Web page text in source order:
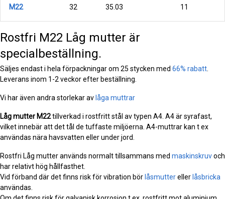
M22
32 35.03 11
Rostfri M22 Låg mutter är
specialbeställning.
Säljes endast i hela förpackningar om 25 stycken med 66% rabatt
Leverans inom 1-2 veckor efter beställning.
Vi har även andra storlekar av låga muttrar
Låg mutter M22tillverkad i rostfritt stål av typen A4. A4 är syrafast,
vilket innebär att det tål de tuffaste miljöerna. A4-muttrar kan t ex
användas nära havsvatten eller under jord.
Rostfri Låg mutter används normalt tillsammans med maskinskruvoch
har relativt hög hållfasthet.
Vid förband där det finns risk för vibration bör låsmuttereller låsbricka
användas.